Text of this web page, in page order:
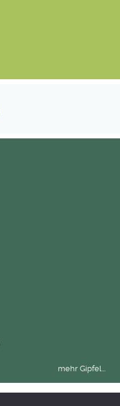
mehr Gipfel...